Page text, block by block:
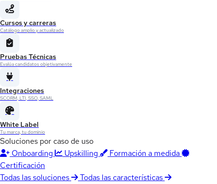
Cursos y carreras
Catálogo amplio y actualizado
Pruebas Técnicas
Evalúa candidatos objetivamente
Integraciones
SCORM, LTI, SSO, SAML
White Label
Tu marca, tu dominio
Soluciones por caso de uso
Onboarding
Upskilling
Formación a medida
Certificación
Todas las soluciones
Todas las características